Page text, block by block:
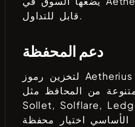
قابل للتداول.
دعم المحفظة
Sollet, Solflare,
الأساسي اختيار محفظة